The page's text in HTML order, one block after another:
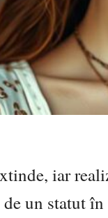
iar
un statut